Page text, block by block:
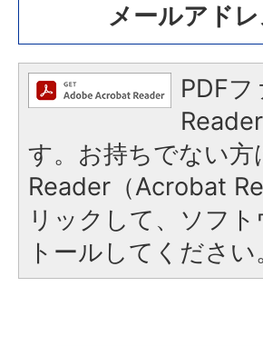
メールアドレ
PDF
す。お持ちでない
Reader（Acrobat
リックして、ソフ
トールしてください